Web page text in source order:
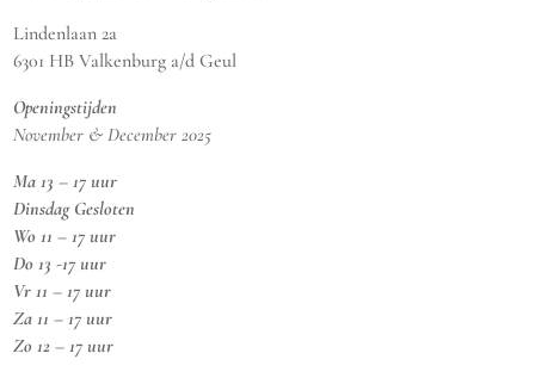
Lindenlaan 2a
6301 HB Valkenburg a/d Geul
Openingstijden
November & December 2025
Ma 13 – 17 uur
Dinsdag Gesloten
Wo 11 – 17 uur
Do 13 -17 uur
Vr 11 – 17 uur
Za 11 – 17 uur
Zo 12 – 17 uur